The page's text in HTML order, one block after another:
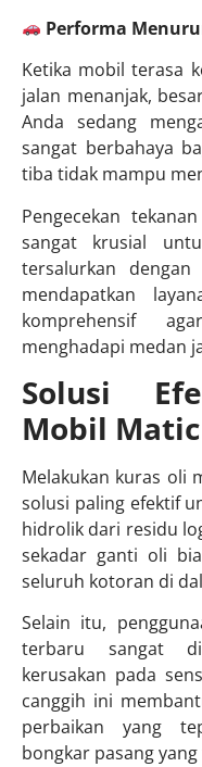
Performa
Ketika mobil terasa
jalan menanjak,
Anda sedang
sangat berbahaya
tiba tidak mampu
Pengecekan
sangat krusial
tersalurkan
mendapatkan
komprehensif
menghadapi medan
Solusi
Mobil
Melakukan kuras oli
solusi paling efektif
hidrolik dari residu
sekadar ganti oli
seluruh kotoran di
Selain itu,
terbaru sangat
kerusakan pada
canggih ini
perbaikan yang
bongkar pasang